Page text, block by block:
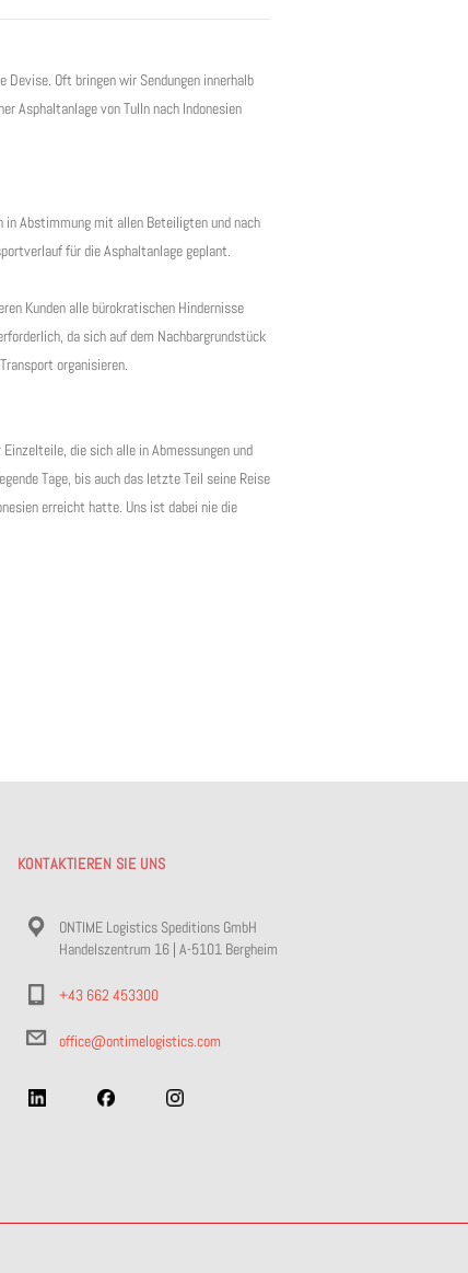
Oft bringen wir Sendungen innerhalb
Asphaltanlage von Tulln nach Indonesien
Abstimmung mit allen Beteiligten und nach
für die Asphaltanlage geplant.
Kunden alle bürokratischen Hindernisse
da sich auf dem Nachbargrundstück
organisieren.
die sich alle in Abmessungen und
Tage, bis auch das letzte Teil seine Reise
erreicht hatte. Uns ist dabei nie die
KONTAKTIEREN SIE UNS
ONTIME Logistics Speditions GmbH
Handelszentrum 16 | A-5101 Bergheim
+43 662 453300
office@ontimelogistics.com